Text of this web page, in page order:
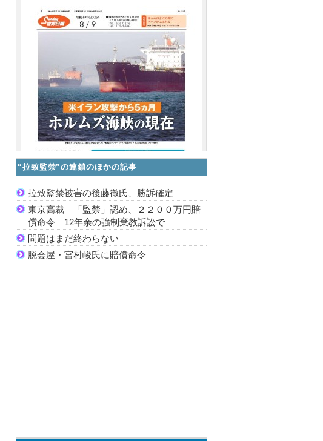
“拉致監禁”の連鎖のほかの記事
拉致監禁被害の後藤徹氏、勝訴確定
東京高裁 「監禁」認め、２２００万円賠
償命令 12年余の強制棄教訴訟で
問題はまだ終わらない
脱会屋・宮村峻氏に賠償命令